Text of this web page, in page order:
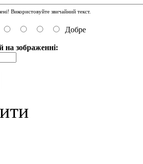
Використовуйте звичайний текст.
Добре
на зображенні: